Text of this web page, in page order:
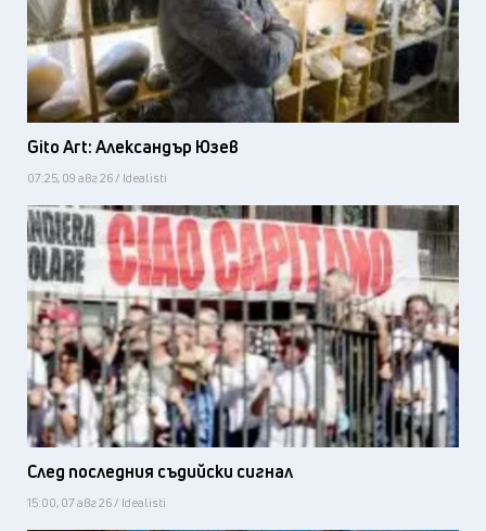
Gito Art: Александър Юзев
07:25, 09 авг 26 / Idealisti
След последния съдийски сигнал
15:00, 07 авг 26 / Idealisti